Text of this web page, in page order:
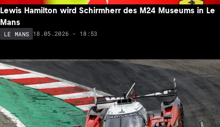
Lewis Hamilton wird Schirmherr des M24 Museums in Le
Mans
LE MANS 18.05.2026 - 18:53